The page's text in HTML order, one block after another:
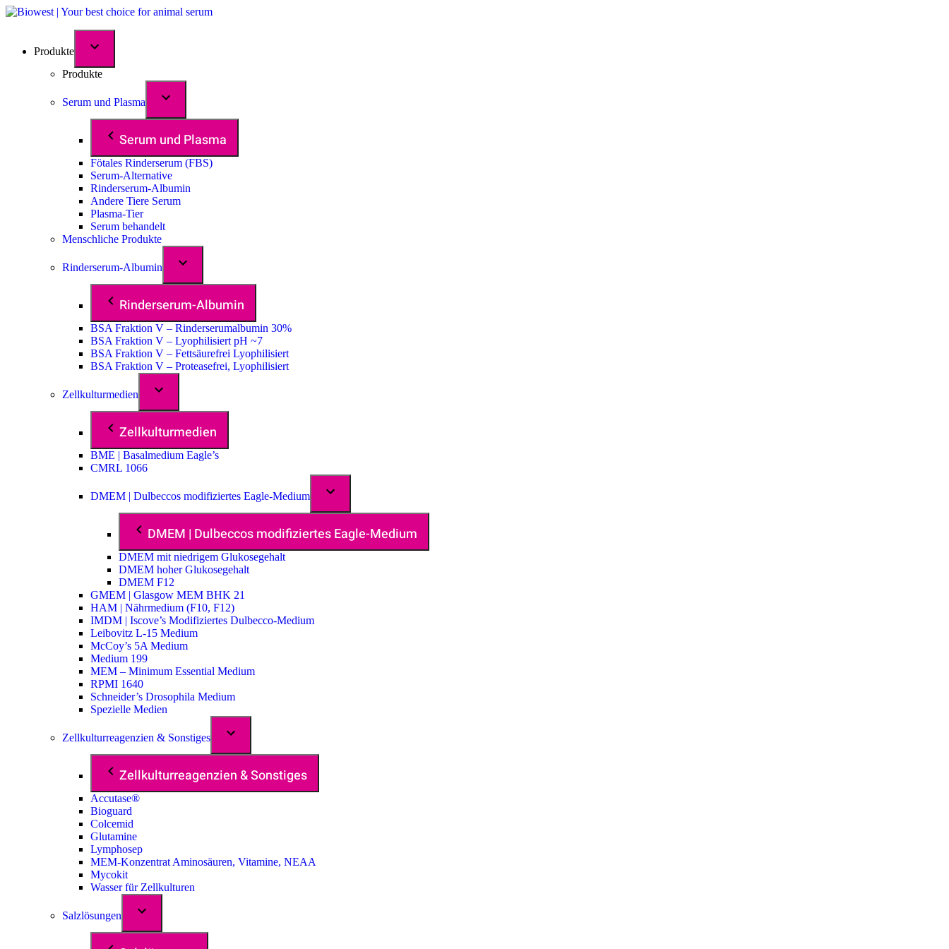
Produkte
Produkte
Serum und Plasma
Serum und Plasma
Fötales Rinderserum (FBS)
Serum-Alternative
Rinderserum-Albumin
Andere Tiere Serum
Plasma-Tier
Serum behandelt
Menschliche Produkte
Rinderserum-Albumin
Rinderserum-Albumin
BSA Fraktion V – Rinderserumalbumin 30%
BSA Fraktion V – Lyophilisiert pH ~7
BSA Fraktion V – Fettsäurefrei Lyophilisiert
BSA Fraktion V – Proteasefrei, Lyophilisiert
Zellkulturmedien
Zellkulturmedien
BME | Basalmedium Eagle’s
CMRL 1066
DMEM | Dulbeccos modifiziertes Eagle-Medium
DMEM | Dulbeccos modifiziertes Eagle-Medium
DMEM mit niedrigem Glukosegehalt
DMEM hoher Glukosegehalt
DMEM F12
GMEM | Glasgow MEM BHK 21
HAM | Nährmedium (F10, F12)
IMDM | Iscove’s Modifiziertes Dulbecco-Medium
Leibovitz L-15 Medium
McCoy’s 5A Medium
Medium 199
MEM – Minimum Essential Medium
RPMI 1640
Schneider’s Drosophila Medium
Spezielle Medien
Zellkulturreagenzien & Sonstiges
Zellkulturreagenzien & Sonstiges
Accutase®
Bioguard
Colcemid
Glutamine
Lymphosep
MEM-Konzentrat Aminosäuren, Vitamine, NEAA
Mycokit
Wasser für Zellkulturen
Salzlösungen